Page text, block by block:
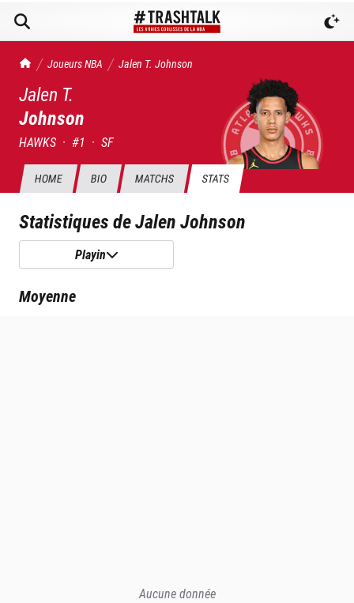
TrashTalk Actu NBA
Joueurs NBA Jalen T. Johnson
Jalen T.
Johnson
HAWKS · #1 · SF
HOME BIO MATCHS STATS
Statistiques deJalen Johnson
Playin
Moyenne
Aucune donnée